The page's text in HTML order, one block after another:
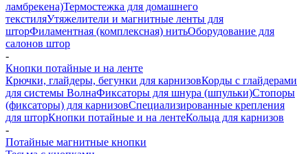
ламбрекена)Термостежка для домашнего
текстиляУтяжелители и магнитные ленты для
шторФиламентная (комплексная) нитьОборудование для
салонов штор
-
Кнопки потайные и на ленте
Крючки, глайдеры, бегунки для карнизовКорды с глайдерами
для системы ВолнаФиксаторы для шнура (шпульки)Стопоры
(фиксаторы) для карнизовСпециализированные крепления
для шторКнопки потайные и на лентеКольца для карнизов
-
Потайные магнитные кнопки